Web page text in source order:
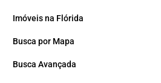
Imóveis na Flórida
Busca por Mapa
Busca Avançada